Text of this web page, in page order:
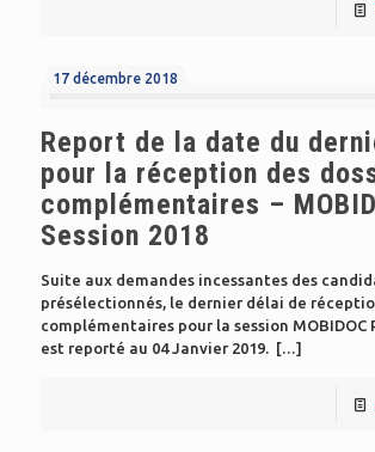
17 décembre 2018
Report de la date du
pour la réception des
complémentaires –
Session 2018
Suite aux demandes incessantes des
présélectionnés, le dernier délai de
complémentaires pour la session MOBIDOC
est reporté au 04 Janvier 2019. […]